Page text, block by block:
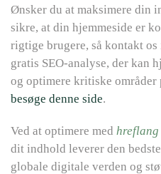
Ønsker du at maksimere din
sikre, at din hjemmeside er
rigtige brugere, så kontakt os
gratis SEO-analyse, der kan
og optimere kritiske områder
besøge denne side.
Ved at optimere med hreflang
dit indhold leverer den
globale digitale verden og